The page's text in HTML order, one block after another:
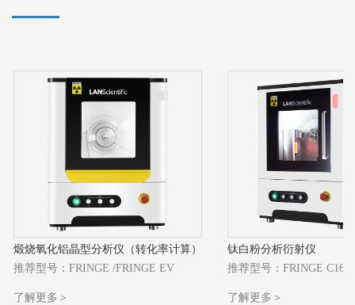
煅烧氧化铝晶型分析仪（转化率计算）
推荐型号：FRINGE /FRINGE EV
了解更多＞
钛白粉分析衍射仪
推荐型号：FRINGE C1600
了解更多＞